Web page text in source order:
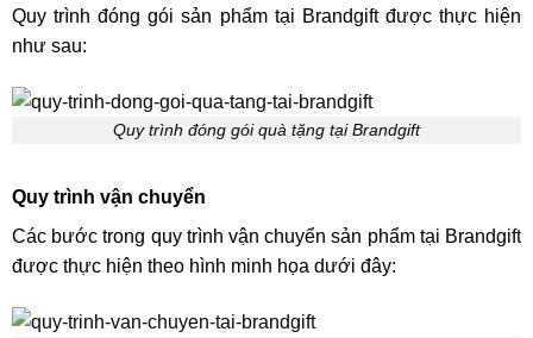
Quy trình đóng gói sản phẩm tại Brandgift được thực hiện
như sau:
Quy trình đóng gói quà tặng tại Brandgift
Quy trình vận chuyển
Các bước trong quy trình vận chuyển sản phẩm tại Brandgift
được thực hiện theo hình minh họa dưới đây: